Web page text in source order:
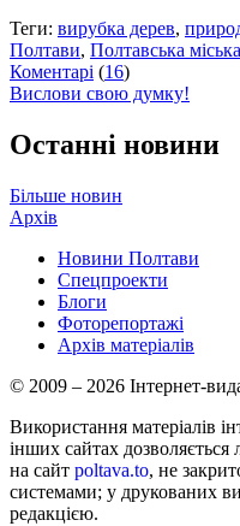
Теги: вирубка дерев,
Полтави, Полтавська
Коментарі (16)
Вислови свою думку!
Останні новини
Більше новин
Архів
Новини Полтави
Спецпроекти
Блоги
Фоторепортажі
Архів матеріалів
© 2009 – 2026 Інтернет-
Використання матеріалів
інших сайтах дозволяється
на сайт poltava.to, не
системами; у друкованих
редакцією.